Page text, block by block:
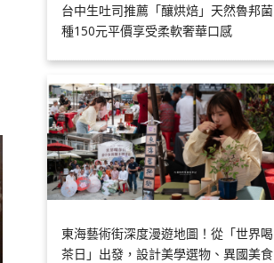
台中生吐司推薦「釀烘焙」天然魯邦菌
種150元平價享受柔軟奢華口感
東海藝術街深度漫遊地圖！從「世界喝
茶日」出發，設計美學選物、異國美食